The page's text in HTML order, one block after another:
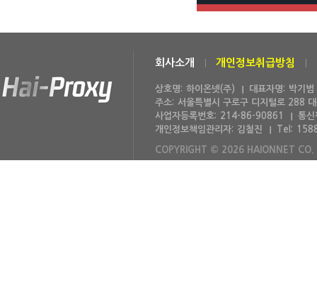
회사소개 개인정보취급방침
상호명: 하이온넷(주) 대표자명: 박기범
주소: 서울특별시 구로구 디지털로 288
사업자등록번호: 214-86-90861
통신
개인정보책임관리자: 김철진 Tel:
COPYRIGHT © 2026 HAIONNET CO.